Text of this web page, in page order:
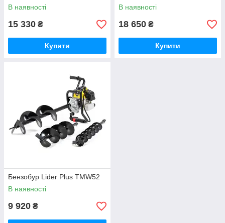
В наявності
15 330 ₴
Купити
В наявності
18 650 ₴
Купити
Бензобур Lider Plus TMW52
В наявності
9 920 ₴